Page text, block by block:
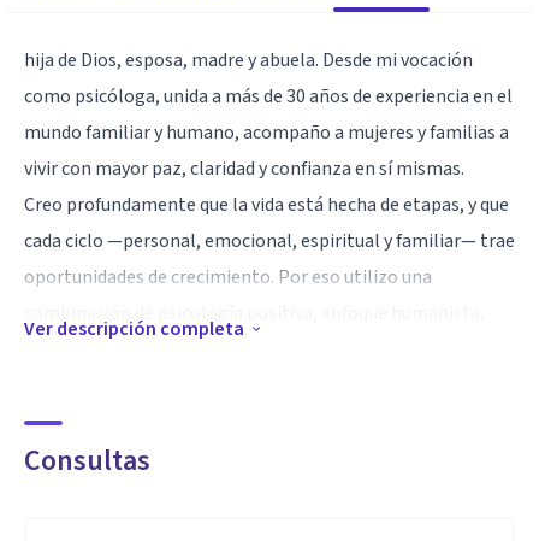
hija de Dios, esposa, madre y abuela. Desde mi vocación
como psicóloga, unida a más de 30 años de experiencia en el
mundo familiar y humano, acompaño a mujeres y familias a
vivir con mayor paz, claridad y confianza en sí mismas.
Creo profundamente que la vida está hecha de etapas, y que
cada ciclo —personal, emocional, espiritual y familiar— trae
oportunidades de crecimiento. Por eso utilizo una
sintiéndote sostenida, acompañada y más segura de quién
eres.
Ver descripción completa
Consultas